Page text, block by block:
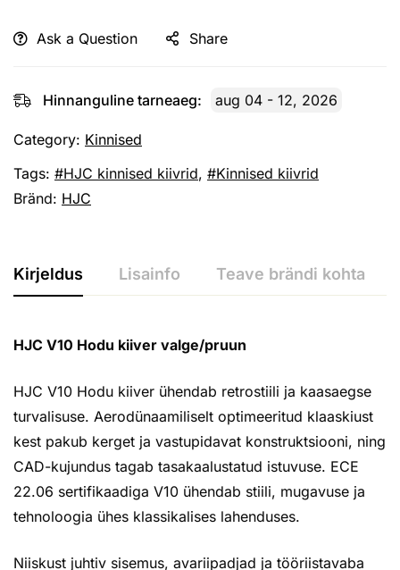
Ask a Question Share
Hinnanguline tarneaeg: aug 04 - 12, 2026
Category: Kinnised
Tags:
HJC kinnised kiivrid,
Kinnised kiivrid
Bränd: HJC
Kirjeldus Lisainfo Teave brändi kohta
HJC V10 Hodu kiiver valge/pruun
HJC V10 Hodu kiiver ühendab retrostiili ja kaasaegse
turvalisuse. Aerodünaamiliselt optimeeritud klaaskiust
kest pakub kerget ja vastupidavat konstruktsiooni, ning
CAD-kujundus tagab tasakaalustatud istuvuse. ECE
22.06 sertifikaadiga V10 ühendab stiili, mugavuse ja
tehnoloogia ühes klassikalises lahenduses.
Niiskust juhtiv sisemus, avariipadjad ja tööriistavaba